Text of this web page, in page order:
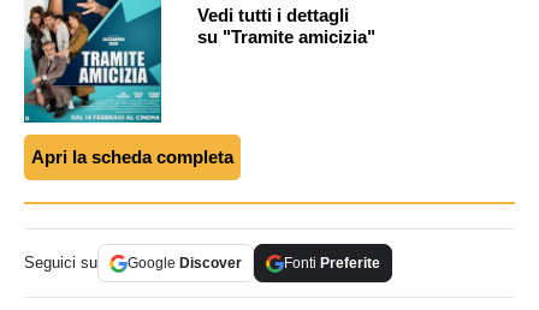
Vedi tutti i dettagli
su "Tramite amicizia"
Apri la scheda completa
Seguici su Google Discover Fonti Preferite